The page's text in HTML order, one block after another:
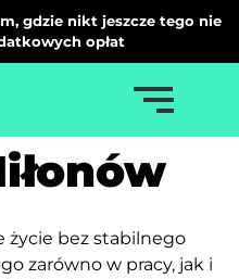
gdzie nikt jeszcze tego nie
opłat
życie bez stabilnego
zarówno w pracy, jak i